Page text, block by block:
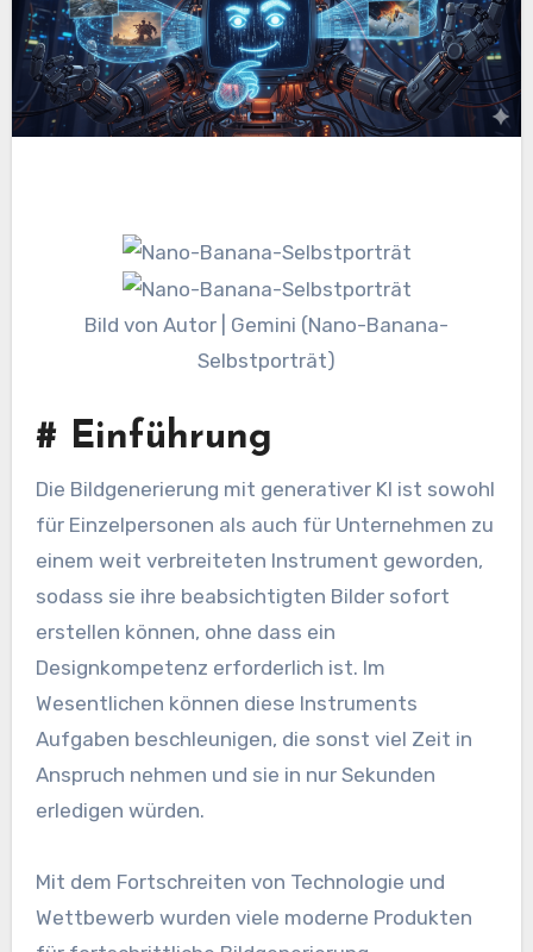
Bild von Autor | Gemini (Nano-Banana-
Selbstporträt)
# Einführung
Die Bildgenerierung mit generativer KI ist sowohl
für Einzelpersonen als auch für Unternehmen zu
einem weit verbreiteten Instrument geworden,
sodass sie ihre beabsichtigten Bilder sofort
erstellen können, ohne dass ein
Designkompetenz erforderlich ist. Im
Wesentlichen können diese Instruments
Aufgaben beschleunigen, die sonst viel Zeit in
Anspruch nehmen und sie in nur Sekunden
erledigen würden.
Mit dem Fortschreiten von Technologie und
Wettbewerb wurden viele moderne Produkten